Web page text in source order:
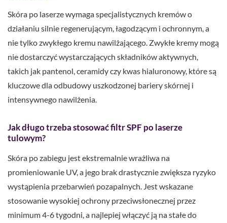
Skóra po laserze wymaga specjalistycznych kremów o
działaniu silnie regenerującym, łagodzącym i ochronnym, a
nie tylko zwykłego kremu nawilżającego. Zwykłe kremy mogą
nie dostarczyć wystarczających składników aktywnych,
takich jak pantenol, ceramidy czy kwas hialuronowy, które są
kluczowe dla odbudowy uszkodzonej bariery skórnej i
intensywnego nawilżenia.
Jak długo trzeba stosować filtr SPF po laserze
tulowym?
Skóra po zabiegu jest ekstremalnie wrażliwa na
promieniowanie UV, a jego brak drastycznie zwiększa ryzyko
wystąpienia przebarwień pozapalnych. Jest wskazane
stosowanie wysokiej ochrony przeciwsłonecznej przez
minimum 4-6 tygodni, a najlepiej włączyć ją na stałe do